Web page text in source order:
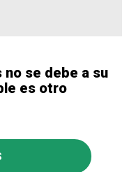
no se debe a su
es otro